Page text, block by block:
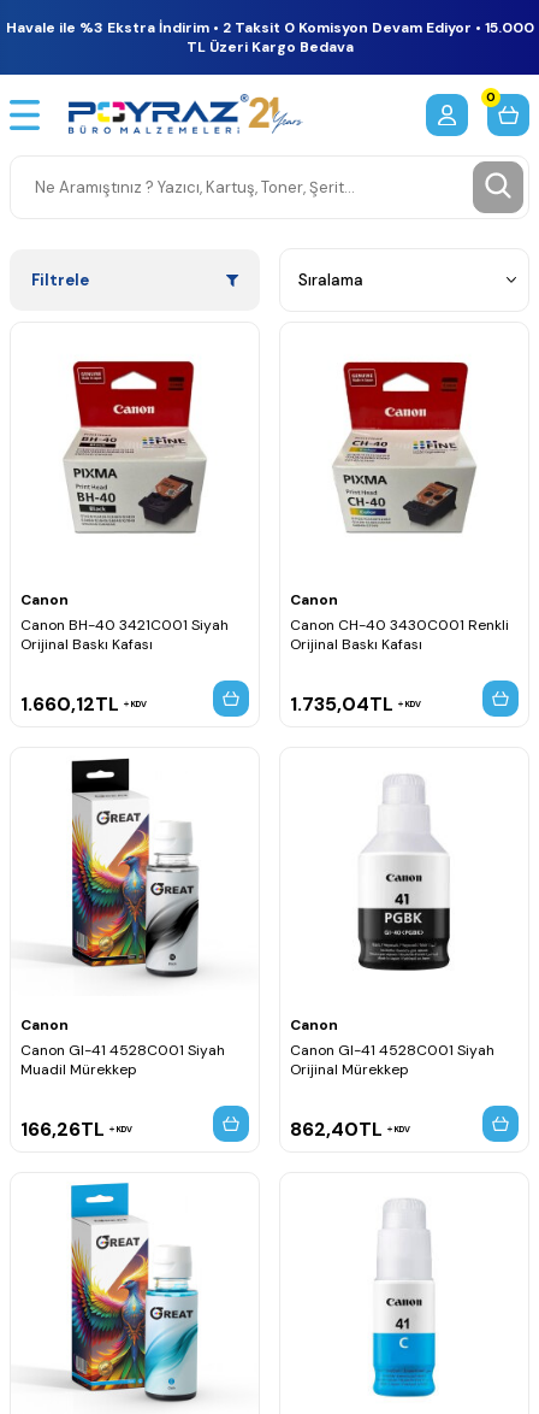
Havale ile %3 Ekstra İndirim • 2 Taksit 0 Komisyon Devam Ediyor • 15.000
TL Üzeri Kargo Bedava
0
Filtrele
Canon
Canon BH-40 3421C001 Siyah
Orijinal Baskı Kafası
1.660,12TL KDV
Canon
Canon CH-40 3430C001 Renkli
Orijinal Baskı Kafası
1.735,04TL KDV
Canon
Canon GI-41 4528C001 Siyah
Muadil Mürekkep
166,26TL KDV
Canon
Canon GI-41 4528C001 Siyah
Orijinal Mürekkep
862,40TL KDV